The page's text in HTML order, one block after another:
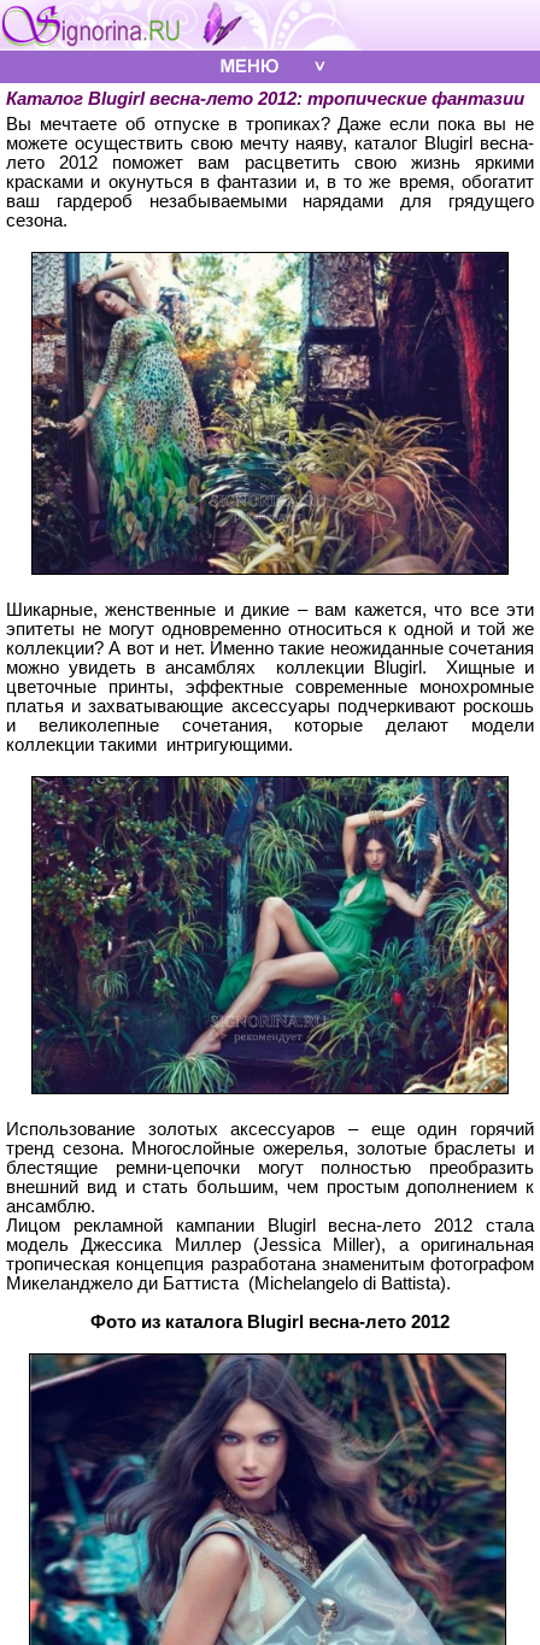
Каталог Blugirl весна-лето 2012: тропические фантазии
Вы мечтаете об отпуске в тропиках? Даже если пока вы не
можете осуществить свою мечту наяву, каталог Blugirl весна-
лето 2012 поможет вам расцветить свою жизнь яркими
красками и окунуться в фантазии и, в то же время, обогатит
ваш гардероб незабываемыми нарядами для грядущего
сезона.
Шикарные, женственные и дикие – вам кажется, что все эти
эпитеты не могут одновременно относиться к одной и той же
коллекции? А вот и нет. Именно такие неожиданные сочетания
можно увидеть в ансамблях коллекции Blugirl. Хищные и
цветочные принты, эффектные современные монохромные
платья и захватывающие аксессуары подчеркивают роскошь
и великолепные сочетания, которые делают модели
коллекции такими интригующими.
Использование золотых аксессуаров – еще один горячий
тренд сезона. Многослойные ожерелья, золотые браслеты и
блестящие ремни-цепочки могут полностью преобразить
внешний вид и стать большим, чем простым дополнением к
ансамблю.
Лицом рекламной кампании Blugirl весна-лето 2012 стала
модель Джессика Миллер (Jessica Miller), а оригинальная
тропическая концепция разработана знаменитым фотографом
Микеланджело ди Баттиста (Michelangelo di Battista).
Фото из каталога Blugirl весна-лето 2012